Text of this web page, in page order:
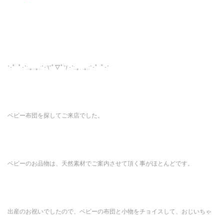
*･゜ﾟ･*:.｡..｡.:*･'(*ﾟ▽ﾟ*)’･*:.｡. .｡.:*･゜ﾟ･*
ベビー布団を探してご来店でした。
ベビーのお品物は、天然素材でご案内させて頂く事がほとんどです。
出産のお祝いでしたので、ベビーの布団と小物をチョイスして、おじいちゃ